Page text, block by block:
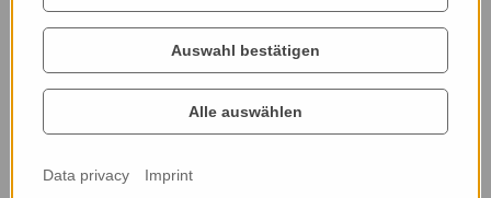
Auswahl bestätigen
Alle auswählen
Data privacy Imprint